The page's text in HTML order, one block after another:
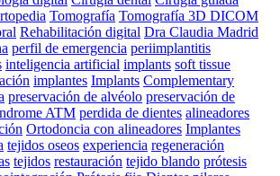
Tomografía Tomografía 3D DICOM
Rehabilitación digital Dra Claudia Madrid
perfil de emergencia periimplantitis
inteligencia artificial implants soft tissue
implantes Implants Complementary
preservación de alvéolo preservación de
ATM perdida de dientes alineadores
Ortodoncia con alineadores Implantes
tejidos oseos experiencia regeneración
tejidos restauración tejido blando prótesis